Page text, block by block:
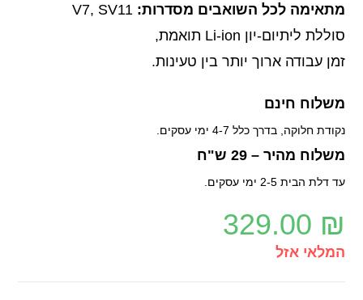
מתאימה לכל השואבים מסדרות:
סוללת ליתיום-יון Li-ion תואמת,
זמן עבודה ארוך יותר בין טעינות.
משלוח חינם
נקודת חלוקה, בדרך כלל 4-7 ימי עסקים.
משלוח מהיר – 29 ש"ח
עד דלת הבית 2-5 ימי עסקים.
329.00 ₪
המלאי אזל